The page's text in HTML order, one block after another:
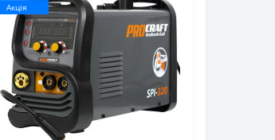
Акція